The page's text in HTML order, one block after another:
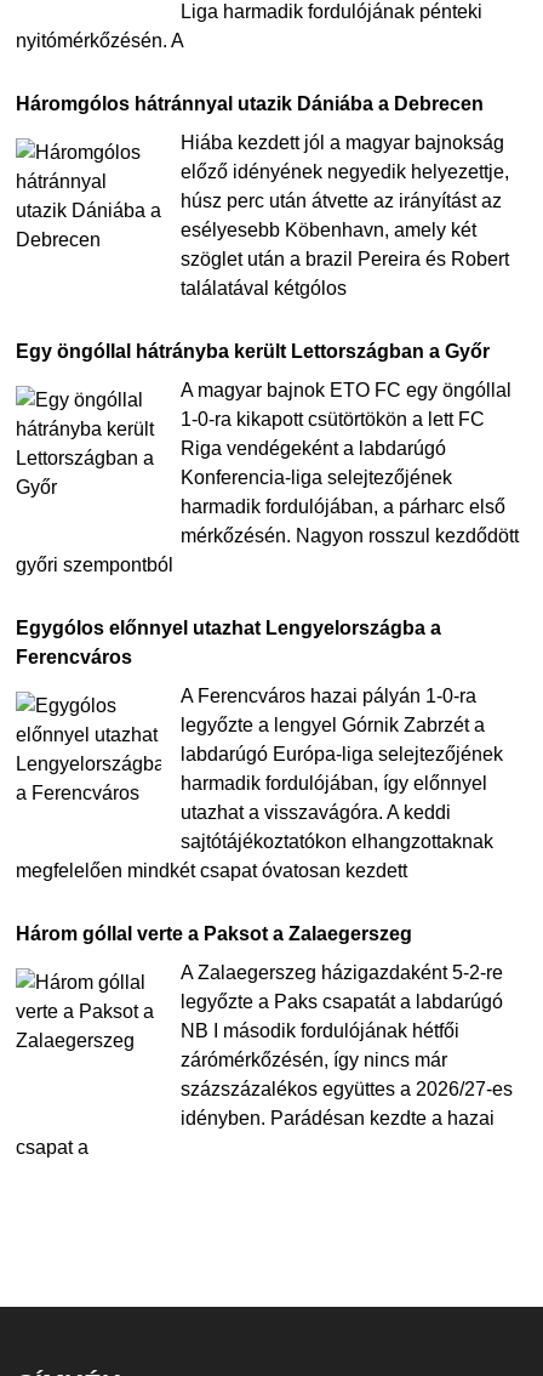
Liga harmadik fordulójának pénteki
nyitómérkőzésén. A
Háromgólos hátránnyal utazik Dániába a Debrecen
Hiába kezdett jól a magyar bajnokság
előző idényének negyedik helyezettje,
húsz perc után átvette az irányítást az
esélyesebb Köbenhavn, amely két
szöglet után a brazil Pereira és Robert
találatával kétgólos
Egy öngóllal hátrányba került Lettországban a Győr
A magyar bajnok ETO FC egy öngóllal
1-0-ra kikapott csütörtökön a lett FC
Riga vendégeként a labdarúgó
Konferencia-liga selejtezőjének
harmadik fordulójában, a párharc első
mérkőzésén. Nagyon rosszul kezdődött
győri szempontból
Egygólos előnnyel utazhat Lengyelországba a
Ferencváros
A Ferencváros hazai pályán 1-0-ra
legyőzte a lengyel Górnik Zabrzét a
labdarúgó Európa-liga selejtezőjének
harmadik fordulójában, így előnnyel
utazhat a visszavágóra. A keddi
sajtótájékoztatókon elhangzottaknak
megfelelően mindkét csapat óvatosan kezdett
Három góllal verte a Paksot a Zalaegerszeg
A Zalaegerszeg házigazdaként 5-2-re
legyőzte a Paks csapatát a labdarúgó
NB I második fordulójának hétfői
zárómérkőzésén, így nincs már
százszázalékos együttes a 2026/27-es
idényben. Parádésan kezdte a hazai
csapat a